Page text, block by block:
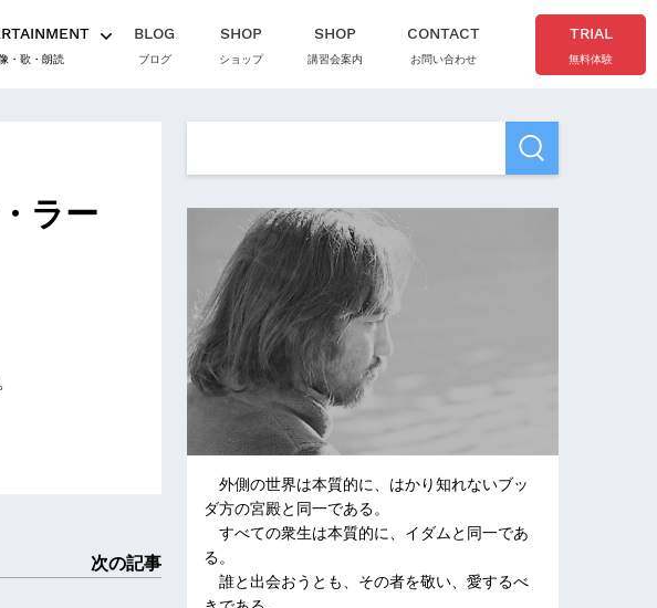
・歌・朗読
BLOG
ブログ
SHOP
ショップ
SHOP
講習会案内
CONTACT
お問い合わせ
TRIAL
無料体験
ラー
次の記事
外側の世界は本質的に、はかり知れないブッ
ダ方の宮殿と同一である。
すべての衆生は本質的に、イダムと同一であ
る。
誰と出会おうとも、その者を敬い、愛するべ